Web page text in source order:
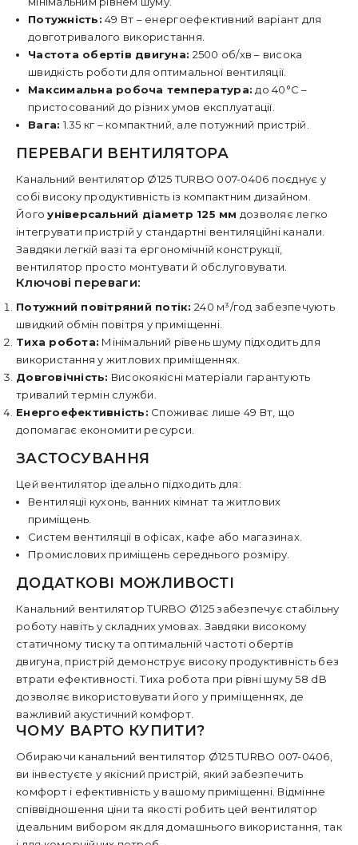
Потужність: 49 Вт – енергоефективний варіант для
довготривалого використання.
Частота обертів двигуна: 2500 об/хв – висока
швидкість роботи для оптимальної вентиляції.
Максимальна робоча температура: до 40°C –
пристосований до різних умов експлуатації.
Вага: 1.35 кг – компактний, але потужний пристрій.
ПЕРЕВАГИ ВЕНТИЛЯТОРА
Канальний вентилятор Ø125 TURBO 007-0406 поєднує у
собі високу продуктивність із компактним дизайном.
Йогоуніверсальний діаметр 125 мм дозволяє легко
інтегрувати пристрій у стандартні вентиляційні канали.
Завдяки легкій вазі та ергономічній конструкції,
вентилятор просто монтувати й обслуговувати.
Ключові переваги:
Потужний повітряний потік: 240 м³/год забезпечують
швидкий обмін повітря у приміщенні.
Тиха робота: Мінімальний рівень шуму підходить для
використання у житлових приміщеннях.
Довговічність: Високоякісні матеріали гарантують
тривалий термін служби.
Енергоефективність: Споживає лише 49 Вт, що
допомагає економити ресурси.
ЗАСТОСУВАННЯ
Цей вентилятор ідеально підходить для:
Вентиляції кухонь, ванних кімнат та житлових
приміщень.
Систем вентиляції в офісах, кафе або магазинах.
Промислових приміщень середнього розміру.
ДОДАТКОВІ МОЖЛИВОСТІ
Канальний вентилятор TURBO Ø125 забезпечує стабільну
роботу навіть у складних умовах. Завдяки високому
статичному тиску та оптимальній частоті обертів
двигуна, пристрій демонструє високу продуктивність без
втрати ефективності. Тиха робота при рівні шуму 58 dB
дозволяє використовувати його у приміщеннях, де
важливий акустичний комфорт.
ЧОМУ ВАРТО КУПИТИ?
Обираючи канальний вентилятор Ø125 TURBO 007-0406,
ви інвестуєте у якісний пристрій, який забезпечить
комфорт і ефективність у вашому приміщенні. Відмінне
співвідношення ціни та якості робить цей вентилятор
ідеальним вибором як для домашнього використання, так